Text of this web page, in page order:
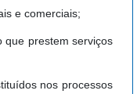
e comerciais;
que prestem serviços
nos processos